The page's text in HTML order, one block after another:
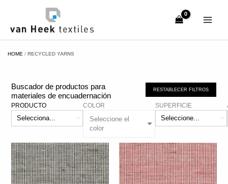
contenido
HOME / RECYCLED YARNS
Buscador de productos para
materiales de encuadernación
RESTABLECER FILTROS
PRODUCTO COLOR
Seleccione el
color
SUPERFICIE